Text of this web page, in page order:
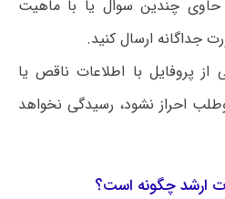
چندین سوال یا با ماهیت
جداگانه ارسال کنید.
پروفایل با اطلاعات ناقص یا
احراز نشود، رسیدگی نخواهد
ارشد چگونه است؟